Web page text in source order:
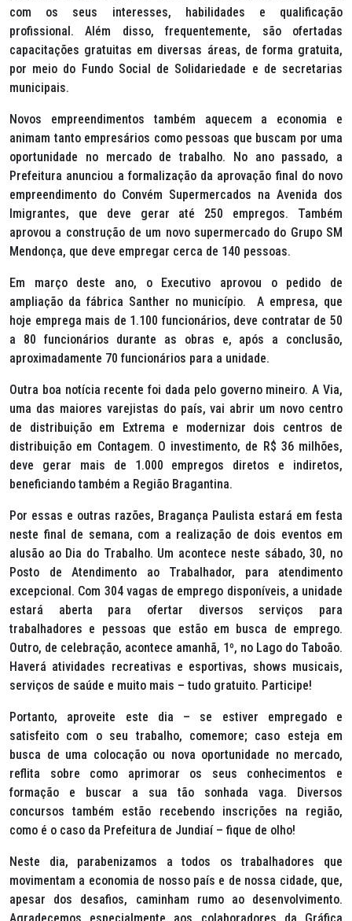
com os seus interesses, habilidades e qualificação
profissional. Além disso, frequentemente, são ofertadas
capacitações gratuitas em diversas áreas, de forma gratuita,
por meio do Fundo Social de Solidariedade e de secretarias
municipais.
Novos empreendimentos também aquecem a economia e
animam tanto empresários como pessoas que buscam por uma
oportunidade no mercado de trabalho. No ano passado, a
Prefeitura anunciou a formalização da aprovação final do novo
empreendimento do Convém Supermercados na Avenida dos
Imigrantes, que deve gerar até 250 empregos. Também
aprovou a construção de um novo supermercado do Grupo SM
Mendonça, que deve empregar cerca de 140 pessoas.
Em março deste ano, o Executivo aprovou o pedido de
ampliação da fábrica Santher no município. A empresa, que
hoje emprega mais de 1.100 funcionários, deve contratar de 50
a 80 funcionários durante as obras e, após a conclusão,
aproximadamente 70 funcionários para a unidade.
Outra boa notícia recente foi dada pelo governo mineiro. A Via,
uma das maiores varejistas do país, vai abrir um novo centro
de distribuição em Extrema e modernizar dois centros de
distribuição em Contagem. O investimento, de R$ 36 milhões,
deve gerar mais de 1.000 empregos diretos e indiretos,
beneficiando também a Região Bragantina.
Por essas e outras razões, Bragança Paulista estará em festa
neste final de semana, com a realização de dois eventos em
alusão ao Dia do Trabalho. Um acontece neste sábado, 30, no
Posto de Atendimento ao Trabalhador, para atendimento
excepcional. Com 304 vagas de emprego disponíveis, a unidade
estará aberta para ofertar diversos serviços para
trabalhadores e pessoas que estão em busca de emprego.
Outro, de celebração, acontece amanhã, 1º, no Lago do Taboão.
Haverá atividades recreativas e esportivas, shows musicais,
serviços de saúde e muito mais – tudo gratuito. Participe!
Portanto, aproveite este dia – se estiver empregado e
satisfeito com o seu trabalho, comemore; caso esteja em
busca de uma colocação ou nova oportunidade no mercado,
reflita sobre como aprimorar os seus conhecimentos e
formação e buscar a sua tão sonhada vaga. Diversos
concursos também estão recebendo inscrições na região,
como é o caso da Prefeitura de Jundiaí – fique de olho!
Neste dia, parabenizamos a todos os trabalhadores que
movimentam a economia de nosso país e de nossa cidade, que,
apesar dos desafios, caminham rumo ao desenvolvimento.